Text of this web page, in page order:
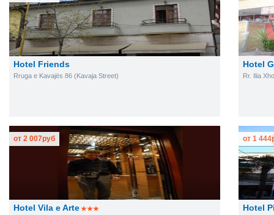
Hotel Friends
Rruga e Kavajës 86 (Kavaja Street)
Hotel
Rr. Ilia
Hotel Vila e Arte
от 2 007руб
Hotel
от 1 444